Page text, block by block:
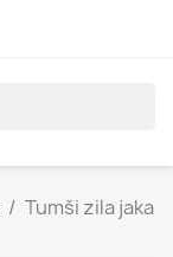
Tumši zila jaka